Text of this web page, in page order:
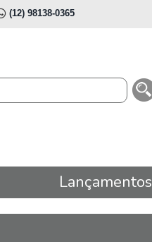
(12) 98138-0365
Lançamentos